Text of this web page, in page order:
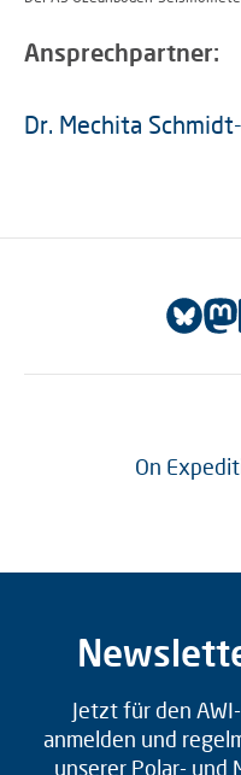
Ansprechpartner:
Dr. Mechita
On
Jetzt für den
anmelden und
unserer Polar- und